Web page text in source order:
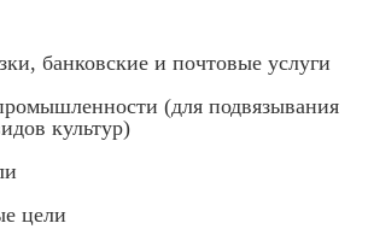
банковские и почтовые услуги
(для подвязывания
культур)
цели